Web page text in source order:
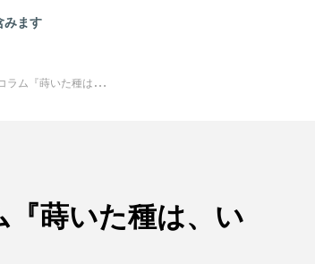
みます
種は、いつ芽を出すのか？』
『蒔いた種は、い